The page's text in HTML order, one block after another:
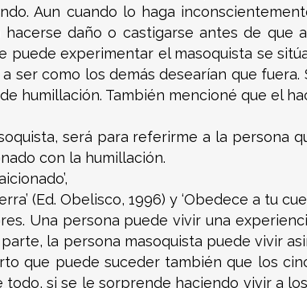
Aun cuando lo haga
daño o castigarse antes de que
puede experimentar el masoquista se
ser como los demás desearían que fuera.
humillación. También mencioné que el
será para referirme a la persona
con la humillación.
(Ed. Obelisco, 1996) y ‘Obedece a tu
Una persona puede vivir una
la persona masoquista puede vivir
que puede suceder también que los
si se le sorprende haciendo vivir a